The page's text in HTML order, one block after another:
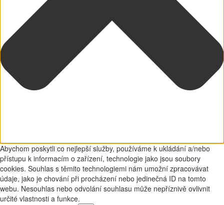
Abychom poskytli co nejlepší služby, používáme k ukládání a/nebo
přístupu k informacím o zařízení, technologie jako jsou soubory
cookies. Souhlas s těmito technologiemi nám umožní zpracovávat
údaje, jako je chování při procházení nebo jedinečná ID na tomto
webu. Nesouhlas nebo odvolání souhlasu může nepříznivě ovlivnit
určité vlastnosti a funkce.